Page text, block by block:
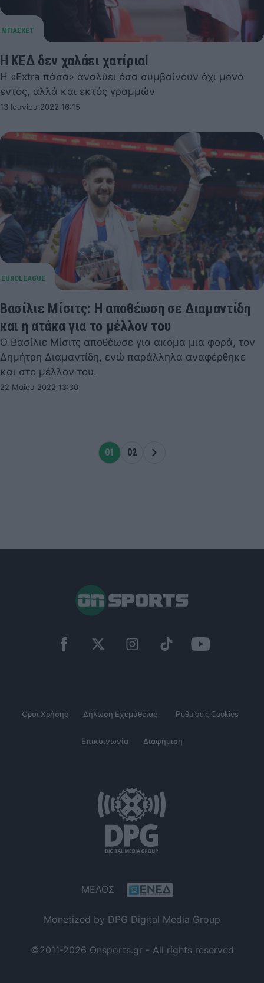
Η ΚΕΔ δεν χαλάει χατίρια!
H «Extra πάσα» αναλύει όσα συμβαίνουν όχι μόνο
εντός, αλλά και εκτός γραμμών
13 Ιουνίου 2022 16:15
Βασίλιε Μίσιτς: Η αποθέωση σε Διαμαντίδη
και η ατάκα για το μέλλον του
Ο Βασίλιε Μίσιτς αποθέωσε για ακόμα μια φορά, τον
Δημήτρη Διαμαντίδη, ενώ παράλληλα αναφέρθηκε
και στο μέλλον του.
22 Μαΐου 2022 13:30
01 02
Όροι Χρήσης Δήλωση Εχεμύθειας Ρυθμίσεις Cookies
Επικοινωνία Διαφήμιση
ΜΕΛΟΣ
Monetized by DPG Digital Media Group
©2011-2026 Onsports.gr - All rights reserved